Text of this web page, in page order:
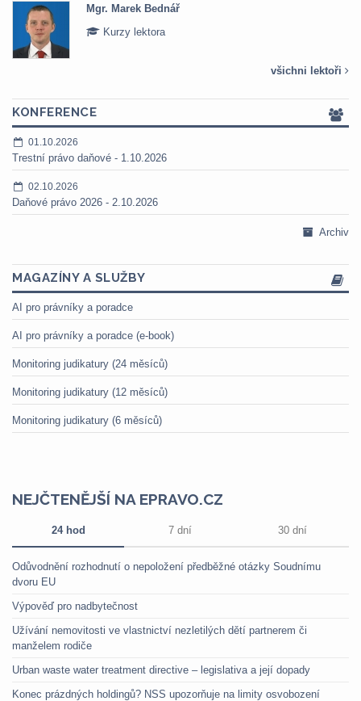
Mgr. Marek Bednář
Kurzy lektora
všichni lektoři
KONFERENCE
01.10.2026
Trestní právo daňové - 1.10.2026
02.10.2026
Daňové právo 2026 - 2.10.2026
Archiv
MAGAZÍNY A SLUŽBY
AI pro právníky a poradce
AI pro právníky a poradce (e-book)
Monitoring judikatury (24 měsíců)
Monitoring judikatury (12 měsíců)
Monitoring judikatury (6 měsíců)
NEJČTENĚJŠÍ NA EPRAVO.CZ
24 hod 7 dní 30 dní
Odůvodnění rozhodnutí o nepoložení předběžné otázky Soudnímu
dvoru EU
Výpověď pro nadbytečnost
Užívání nemovitosti ve vlastnictví nezletilých dětí partnerem či
manželem rodiče
Urban waste water treatment directive – legislativa a její dopady
Konec prázdných holdingů? NSS upozorňuje na limity osvobození